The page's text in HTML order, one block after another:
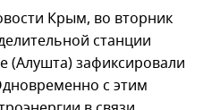
Крым, во вторник
станции
(Алушта) зафиксировали
с этим